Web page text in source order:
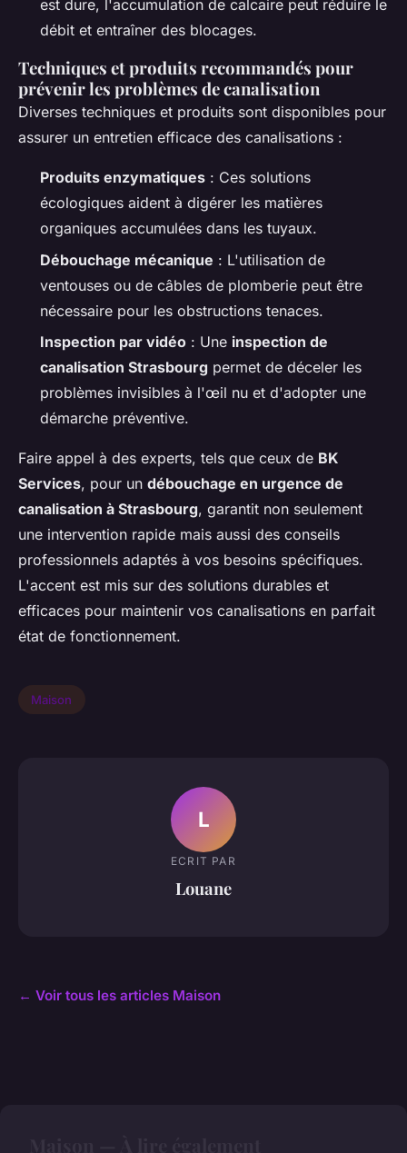
est dure, l'accumulation de calcaire peut réduire le
débit et entraîner des blocages.
Techniques et produits recommandés pour
prévenir les problèmes de canalisation
Diverses techniques et produits sont disponibles pour
assurer un entretien efficace des canalisations :
Produits enzymatiques : Ces solutions
écologiques aident à digérer les matières
organiques accumulées dans les tuyaux.
Débouchage mécanique : L'utilisation de
ventouses ou de câbles de plomberie peut être
nécessaire pour les obstructions tenaces.
Inspection par vidéo : Une inspection de
canalisation Strasbourg permet de déceler les
problèmes invisibles à l'œil nu et d'adopter une
démarche préventive.
Faire appel à des experts, tels que ceux de BK
Services, pour un débouchage en urgence de
canalisation à Strasbourg, garantit non seulement
une intervention rapide mais aussi des conseils
professionnels adaptés à vos besoins spécifiques.
L'accent est mis sur des solutions durables et
efficaces pour maintenir vos canalisations en parfait
état de fonctionnement.
Maison
L
ECRIT PAR
Louane
← Voir tous les articles Maison